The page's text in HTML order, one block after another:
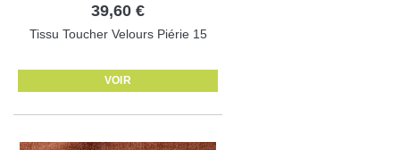
39,60 €
Tissu Toucher Velours Piérie 15
VOIR